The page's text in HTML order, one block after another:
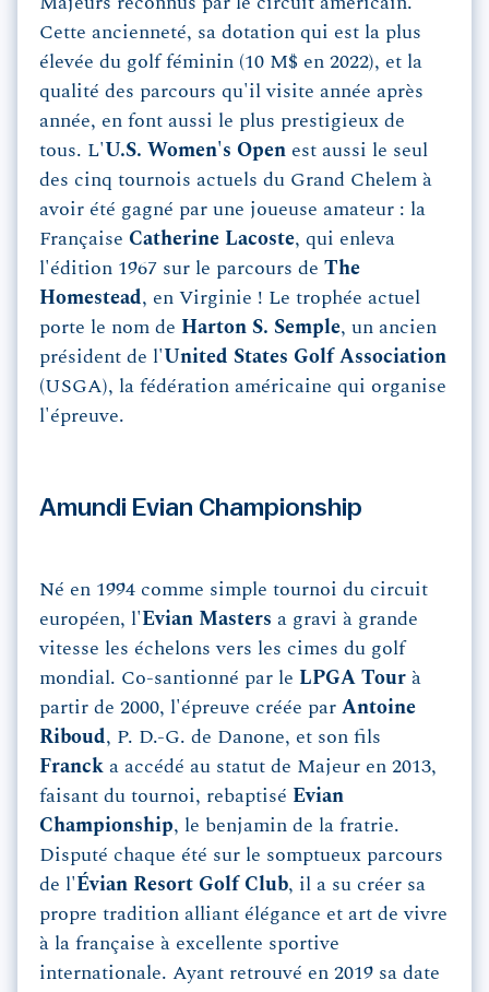
Cette ancienneté, sa dotation qui est la plus
élevée du golf féminin (10 M$ en 2022), et la
qualité des parcours qu'il visite année après
année, en font aussi le plus prestigieux de
tous. L' U.S. Women's Open est aussi le seul
des cinq tournois actuels du Grand Chelem à
avoir été gagné par une joueuse amateur : la
Française Catherine Lacoste, qui enleva
l'édition 1967 sur le parcours de The
Homestead, en Virginie ! Le trophée actuel
porte le nom de Harton S. Semple, un ancien
président de l' United States Golf Association
(USGA), la fédération américaine qui organise
l'épreuve.
Amundi Evian Championship
Né en 1994 comme simple tournoi du circuit
européen, l'Evian Masters a gravi à grande
vitesse les échelons vers les cimes du golf
mondial. Co-santionné par le LPGA Tour à
partir de 2000, l'épreuve créée par Antoine
Riboud, P. D.-G. de Danone, et son fils
Franck a accédé au statut de Majeur en 2013,
faisant du tournoi, rebaptisé Evian
Championship, le benjamin de la fratrie.
Disputé chaque été sur le somptueux parcours
de l'Évian Resort Golf Club, il a su créer sa
propre tradition alliant élégance et art de vivre
à la française à excellente sportive
internationale. Ayant retrouvé en 2019 sa date